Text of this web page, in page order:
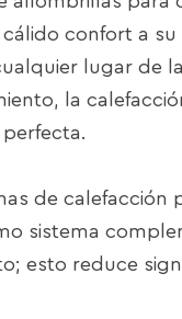
confort a
lugar de
la
de
sistema
esto reduce